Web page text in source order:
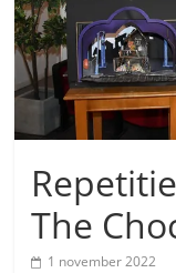
The
1 november 2022